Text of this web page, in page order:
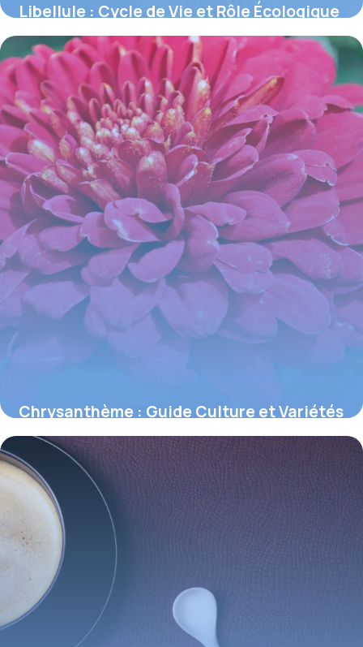
Libellule : Cycle de Vie et Rôle Écologique
4 juin 2026
Chrysanthème : Guide Culture et Variétés
2026
3 juin 2026